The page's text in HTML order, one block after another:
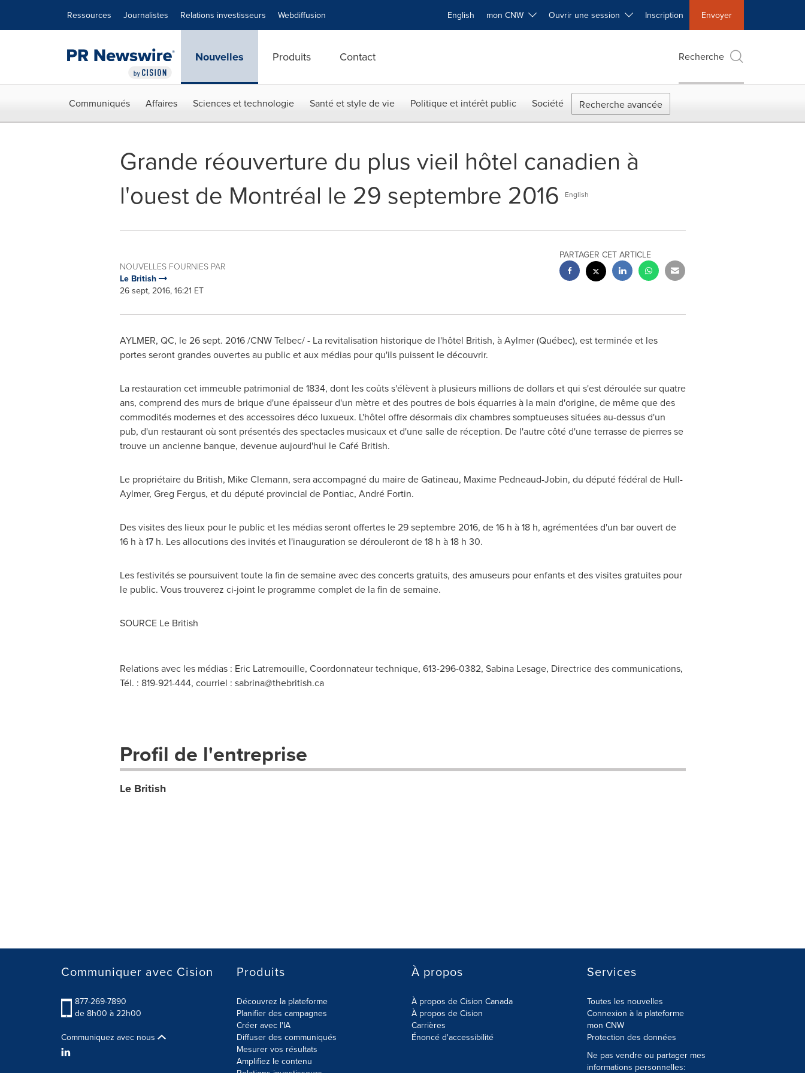
Ressources Journalistes Relations investisseurs Webdiffusion English mon CNW Ouvrir une session Inscription Envoyer
Nouvelles Produits Contact Recherche
Communiqués Affaires Sciences et technologie Santé et style de vie Politique et intérêt public Société Recherche avancée
Grande réouverture du plus vieil hôtel canadien à
l'ouest de Montréal le 29 septembre 2016
English
NOUVELLES FOURNIES PAR
Le British
26 sept, 2016, 16:21 ET
PARTAGER CET ARTICLE
AYLMER, QC, le26 sept. 2016/CNW Telbec/ - La revitalisation historique de l'hôtel British, àAylmer(Québec), est terminée et les
portes seront grandes ouvertes au public et aux médias pour qu'ils puissent le découvrir.
La restauration cet immeuble patrimonial de 1834, dont les coûts s'élèvent à plusieurs millions de dollars et qui s'est déroulée sur quatre
ans, comprend des murs de brique d'une épaisseur d'un mètre et des poutres de bois équarries à la main d'origine, de même que des
commodités modernes et des accessoires déco luxueux. L'hôtel offre désormais dix chambres somptueuses situées au-dessus d'un
pub, d'un restaurant où sont présentés des spectacles musicaux et d'une salle de réception. De l'autre côté d'une terrasse de pierres se
trouve un ancienne banque, devenue aujourd'hui le Café British.
Le propriétaire du British, Mike Clemann, sera accompagné du maire deGatineau, Maxime Pedneaud-Jobin, du député fédéral de Hull-
Aylmer, Greg Fergus, et du député provincial de Pontiac, André Fortin.
Des visites des lieux pour le public et les médias seront offertes le 29 septembre 2016, de 16 h à 18 h, agrémentées d'un bar ouvert de
16 h à 17 h. Les allocutions des invités et l'inauguration se dérouleront de 18 h à 18 h 30.
Les festivités se poursuivent toute la fin de semaine avec des concerts gratuits, des amuseurs pour enfants et des visites gratuites pour
le public. Vous trouverez ci-joint le programme complet de la fin de semaine.
SOURCE Le British
Relations avec les médias : Eric Latremouille, Coordonnateur technique, 613-296-0382, Sabina Lesage, Directrice des communications,
Tél. : 819-921-444, courriel : sabrina@thebritish.ca
Profil de l'entreprise
Le British
Communiquer avec Cision
877-269-7890
de 8h00 à 22h00
Communiquez avec nous
Produits
Découvrez la plateforme
Planifier des campagnes
Créer avec l'IA
Diffuser des communiqués
Mesurer vos résultats
Amplifiez le contenu
À propos
À propos de Cision Canada
À propos de Cision
Carrières
Énoncé d'accessibilité
Services
Toutes les nouvelles
Connexion à la plateforme
mon CNW
Protection des données
Ne pas vendre ou partager mes
informations personnelles: